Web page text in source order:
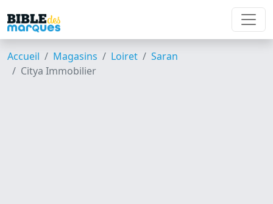
Accueil Magasins Loiret
Saran
Citya Immobilier